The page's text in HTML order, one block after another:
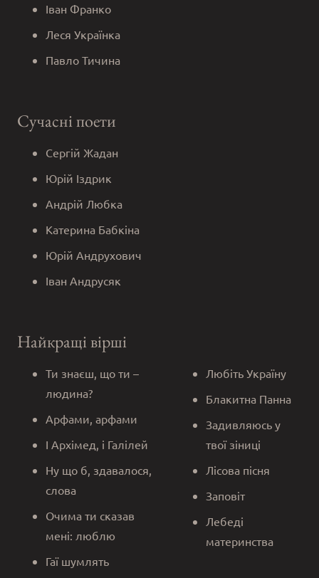
Іван Франко
Леся Українка
Павло Тичина
Сучасні поети
Сергій Жадан
Юрій Іздрик
Андрій Любка
Катерина Бабкіна
Юрій Андрухович
Іван Андрусяк
Найкращі вірші
Ти знаєш, що ти –
людина?
Арфами, арфами
І Архімед, і Галілей
Ну що б, здавалося,
слова
Очима ти сказав
мені: люблю
Гаї шумлять
Любіть Україну
Блакитна Панна
Задивляюсь у
твої зіниці
Лісова пісня
Заповіт
Лебеді
материнства